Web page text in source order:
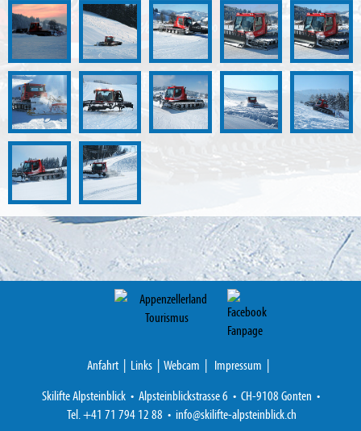
Anfahrt | Links | Webcam | Impressum |
Skilifte Alpsteinblick • Alpsteinblickstrasse 6 • CH-9108 Gonten •
Tel. +41 71 794 12 88 • info@skilifte-alpsteinblick.ch